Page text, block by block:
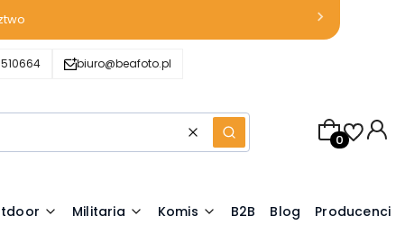
biuro@beafoto.pl
WyczyśćSzukaj
Produkty w
Militaria Komis B2B Blog Producenci